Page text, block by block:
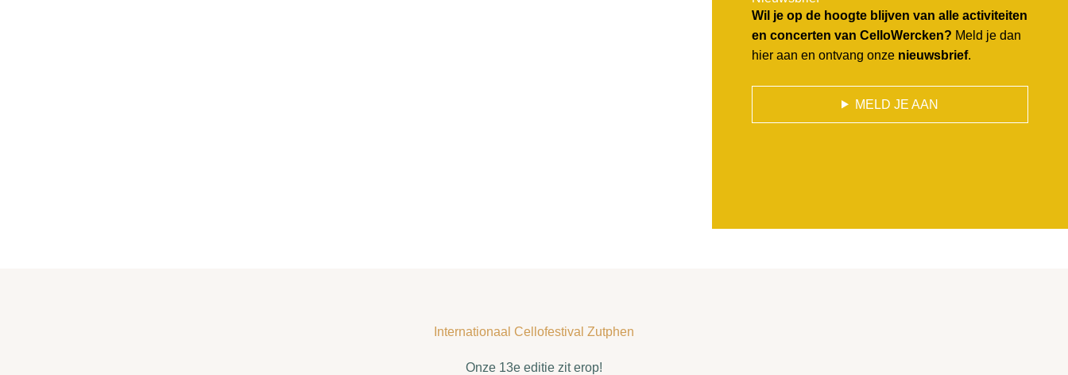
Wil je op de hoogte blijven van alle activiteiten
en concerten van CelloWercken? Meld je dan
hier aan en ontvang onze nieuwsbrief.
MELD JE AAN
Internationaal Cellofestival Zutphen
Onze 13e editie zit erop!